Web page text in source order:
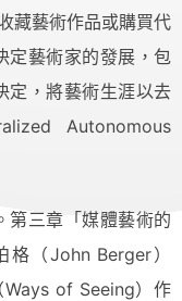
藏藝術作品或購買代
定藝術家的發展，包
定，將藝術生涯以去
Autonomous
第三章「媒體藝術的
（John Berger）
Ways of Seeing）作